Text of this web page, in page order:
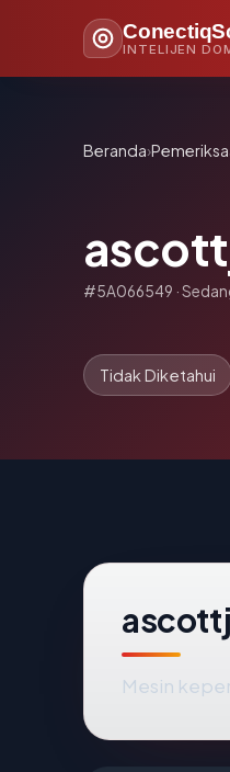
INTELIJEN
Beranda›
#5A066549 ·
Tidak Diketahui
Mesin